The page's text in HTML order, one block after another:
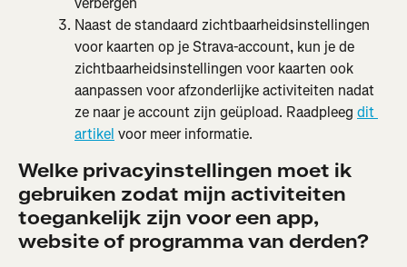
Naast de standaard zichtbaarheidsinstellingen
voor kaarten op je Strava-account, kun je de
zichtbaarheidsinstellingen voor kaarten ook
aanpassen voor afzonderlijke activiteiten nadat
ze naar je account zijn geüpload. Raadpleeg dit
artikel voor meer informatie.
Welke privacyinstellingen moet ik
gebruiken zodat mijn activiteiten
toegankelijk zijn voor een app,
website of programma van derden?